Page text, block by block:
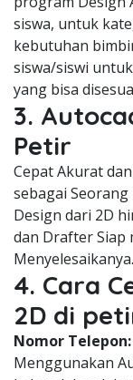
siswa, untuk
kebutuhan
siswa/siswi
yang bisa
3.
Petir
Cepat Akurat
sebagai
Design dari 2D
dan Drafter Siap
Menyelesaikanya.
4. Cara
2D di
Nomor Telepon:
Menggunakan